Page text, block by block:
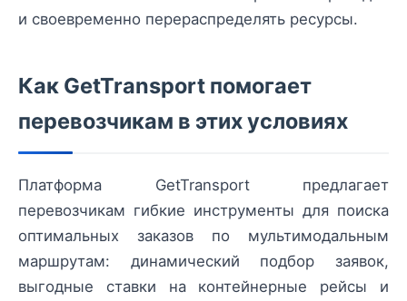
и своевременно перераспределять ресурсы.
Как GetTransport помогает
перевозчикам в этих условиях
Платформа GetTransport предлагает
перевозчикам гибкие инструменты для поиска
оптимальных заказов по мультимодальным
маршрутам: динамический подбор заявок,
выгодные ставки на контейнерные рейсы и